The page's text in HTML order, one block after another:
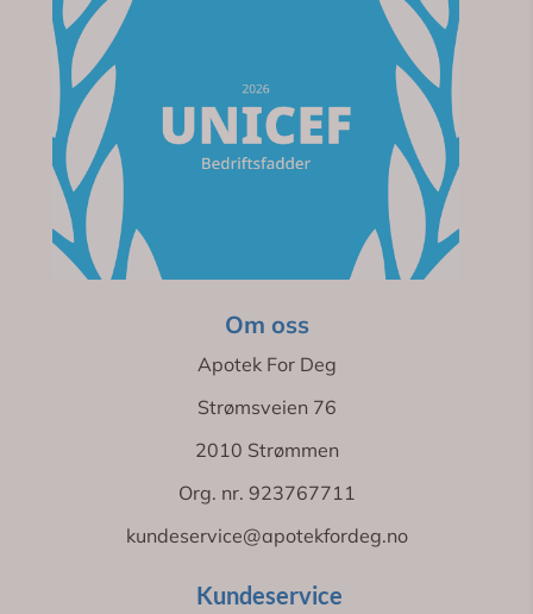
Om oss
Apotek For Deg
Strømsveien 76
2010 Strømmen
Org. nr. 923767711
kundeservice@apotekfordeg.no
Kundeservice